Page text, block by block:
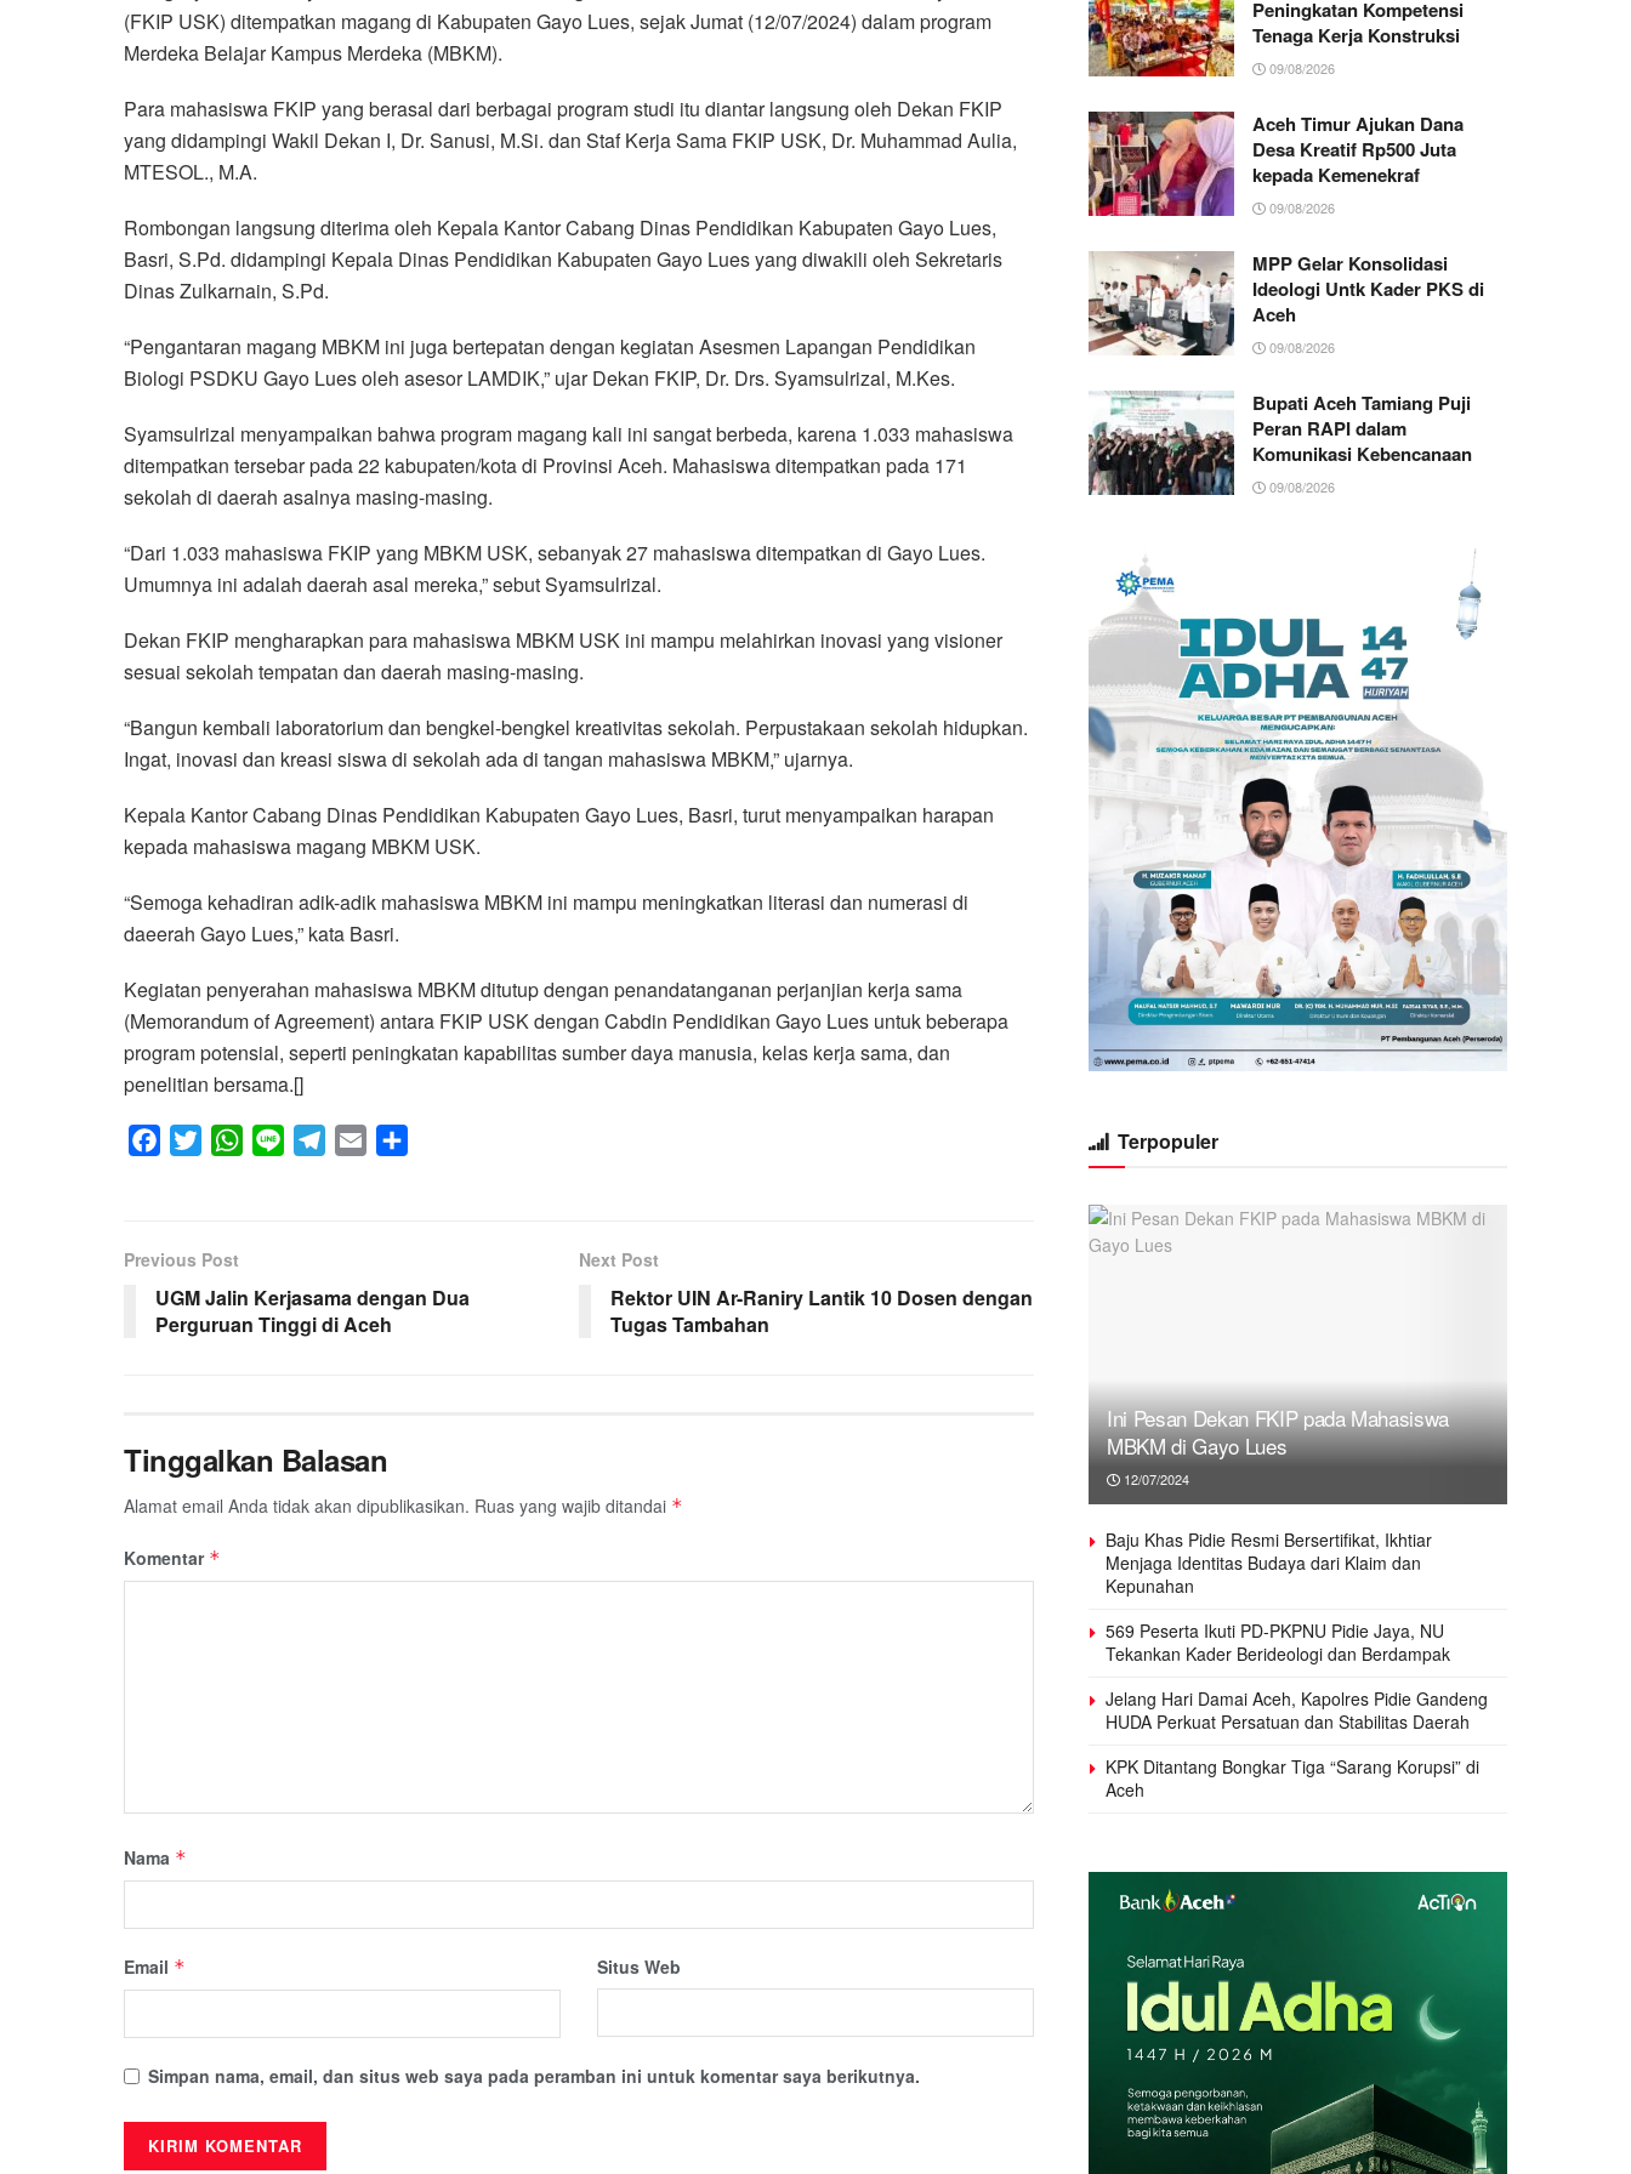
e
b
o
k
t
t
r
t
s
p
p
e
e
g
a
m
i
l
r
e
(FKIP USK) ditempatkan magang di Kabupaten Gayo Lues, sejak Jumat (12/07/2024) dalam program
Merdeka Belajar Kampus Merdeka (MBKM).
Para mahasiswa FKIP yang berasal dari berbagai program studi itu diantar langsung oleh Dekan FKIP
yang didampingi Wakil Dekan I, Dr. Sanusi, M.Si. dan Staf Kerja Sama FKIP USK, Dr. Muhammad Aulia,
MTESOL., M.A.
Rombongan langsung diterima oleh Kepala Kantor Cabang Dinas Pendidikan Kabupaten Gayo Lues,
Basri, S.Pd. didampingi Kepala Dinas Pendidikan Kabupaten Gayo Lues yang diwakili oleh Sekretaris
Dinas Zulkarnain, S.Pd.
“Pengantaran magang MBKM ini juga bertepatan dengan kegiatan Asesmen Lapangan Pendidikan
Biologi PSDKU Gayo Lues oleh asesor LAMDIK,” ujar Dekan FKIP, Dr. Drs. Syamsulrizal, M.Kes.
Syamsulrizal menyampaikan bahwa program magang kali ini sangat berbeda, karena 1.033 mahasiswa
ditempatkan tersebar pada 22 kabupaten/kota di Provinsi Aceh. Mahasiswa ditempatkan pada 171
sekolah di daerah asalnya masing-masing.
“Dari 1.033 mahasiswa FKIP yang MBKM USK, sebanyak 27 mahasiswa ditempatkan di Gayo Lues.
Umumnya ini adalah daerah asal mereka,” sebut Syamsulrizal.
Dekan FKIP mengharapkan para mahasiswa MBKM USK ini mampu melahirkan inovasi yang visioner
sesuai sekolah tempatan dan daerah masing-masing.
“Bangun kembali laboratorium dan bengkel-bengkel kreativitas sekolah. Perpustakaan sekolah hidupkan.
Ingat, inovasi dan kreasi siswa di sekolah ada di tangan mahasiswa MBKM,” ujarnya.
Kepala Kantor Cabang Dinas Pendidikan Kabupaten Gayo Lues, Basri, turut menyampaikan harapan
kepada mahasiswa magang MBKM USK.
“Semoga kehadiran adik-adik mahasiswa MBKM ini mampu meningkatkan literasi dan numerasi di
daeerah Gayo Lues,” kata Basri.
Kegiatan penyerahan mahasiswa MBKM ditutup dengan penandatanganan perjanjian kerja sama
(Memorandum of Agreement) antara FKIP USK dengan Cabdin Pendidikan Gayo Lues untuk beberapa
program potensial, seperti peningkatan kapabilitas sumber daya manusia, kelas kerja sama, dan
penelitian bersama.[]
b
o
o
t
e
r
W
A
p
r
a
Previous Post
UGM Jalin Kerjasama dengan Dua
Perguruan Tinggi di Aceh
Next Post
Rektor UIN Ar-Raniry Lantik 10 Dosen dengan
Tugas Tambahan
Tinggalkan Balasan
Alamat email Anda tidak akan dipublikasikan. Ruas yang wajib ditandai *
Komentar *
Nama *
Email * Situs Web
Simpan nama, email, dan situs web saya pada peramban ini untuk komentar saya berikutnya.
Peningkatan Kompetensi
Tenaga Kerja Konstruksi
09/08/2026
Aceh Timur Ajukan Dana
Desa Kreatif Rp500 Juta
kepada Kemenekraf
09/08/2026
MPP Gelar Konsolidasi
Ideologi Untk Kader PKS di
Aceh
09/08/2026
Bupati Aceh Tamiang Puji
Peran RAPI dalam
Komunikasi Kebencanaan
09/08/2026
Terpopuler
Ini Pesan Dekan FKIP pada Mahasiswa
MBKM di Gayo Lues
12/07/2024
Baju Khas Pidie Resmi Bersertifikat, Ikhtiar
Menjaga Identitas Budaya dari Klaim dan
Kepunahan
569 Peserta Ikuti PD-PKPNU Pidie Jaya, NU
Tekankan Kader Berideologi dan Berdampak
Jelang Hari Damai Aceh, Kapolres Pidie Gandeng
HUDA Perkuat Persatuan dan Stabilitas Daerah
KPK Ditantang Bongkar Tiga “Sarang Korupsi” di
Aceh